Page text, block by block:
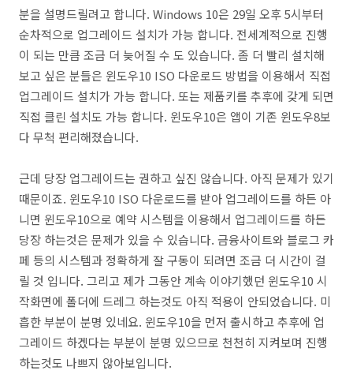
분을 설명드릴려고 합니다. Windows 10은 29일 오후 5시부터
순차적으로 업그레이드 설치가 가능 합니다. 전세계적으로 진행
이 되는 만큼 조금 더 늦어질 수 도 있습니다. 좀 더 빨리 설치해
보고 싶은 분들은 윈도우10 ISO 다운로드 방법을 이용해서 직접
업그레이드 설치가 가능 합니다. 또는 제품키를 추후에 갖게 되면
직접 클린 설치도 가능 합니다. 윈도우10은 앱이 기존 윈도우8보
다 무척 편리해졌습니다.
근데 당장 업그레이드는 권하고 싶진 않습니다. 아직 문제가 있기
때문이죠. 윈도우10 ISO 다운로드를 받아 업그레이드를 하든 아
니면 윈도우10으로 예약 시스템을 이용해서 업그레이드를 하든
당장 하는것은 문제가 있을 수 있습니다. 금융사이트와 블로그 카
페 등의 시스템과 정확하게 잘 구동이 되려면 조금 더 시간이 걸
릴 것 입니다. 그리고 제가 그동안 계속 이야기했던 윈도우10 시
작화면에 폴더에 드레그 하는것도 아직 적용이 안되었습니다. 미
흡한 부분이 분명 있네요. 윈도우10을 먼저 출시하고 추후에 업
그레이드 하겠다는 부분이 분명 있으므로 천천히 지켜보며 진행
하는것도 나쁘지 않아보입니다.